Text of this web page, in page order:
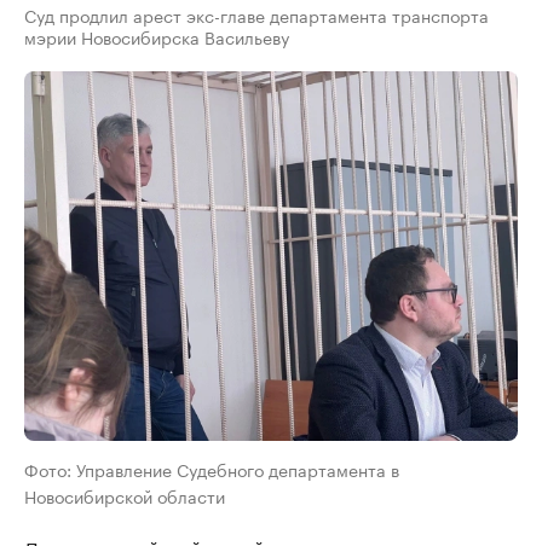
Суд продлил арест экс-главе департамента транспорта
мэрии Новосибирска Васильеву
Фото: Управление Судебного департамента в
Новосибирской области